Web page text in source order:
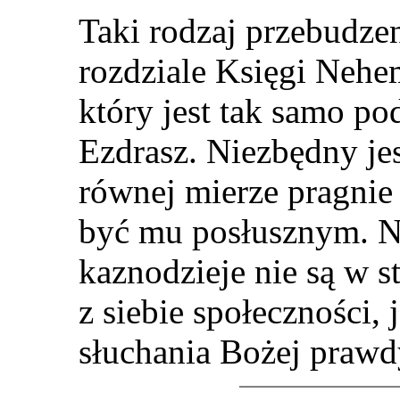
Taki rodzaj
rozdziale Księgi
który jest tak samo
Ezdrasz. Niezbędny
równej mierze pragnie
być mu posłusznym.
kaznodzieje nie są w
z siebie
słuchania Bożej